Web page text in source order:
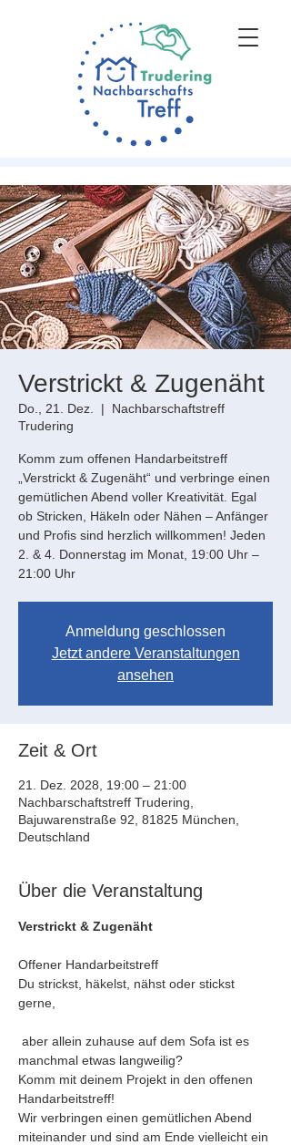
Verstrickt & Zugenäht
Do., 21. Dez.
  |
Nachbarschaftstreff
Trudering
Komm zum offenen Handarbeitstreff
„Verstrickt & Zugenäht“ und verbringe einen
gemütlichen Abend voller Kreativität. Egal
ob Stricken, Häkeln oder Nähen – Anfänger
und Profis sind herzlich willkommen! Jeden
2. & 4. Donnerstag im Monat, 19:00 Uhr –
21:00 Uhr
Anmeldung geschlossen
Jetzt andere Veranstaltungen
ansehen
Zeit & Ort
21. Dez. 2028, 19:00 – 21:00
Nachbarschaftstreff Trudering,
Bajuwarenstraße 92, 81825 München,
Deutschland
Über die Veranstaltung
Verstrickt & Zugenäht
Offener Handarbeitstreff
Du strickst, häkelst, nähst oder stickst
gerne,
manchmal etwas langweilig?
Komm mit deinem Projekt in den offenen
Handarbeitstreff!
Wir verbringen einen gemütlichen Abend
miteinander und sind am Ende vielleicht ein